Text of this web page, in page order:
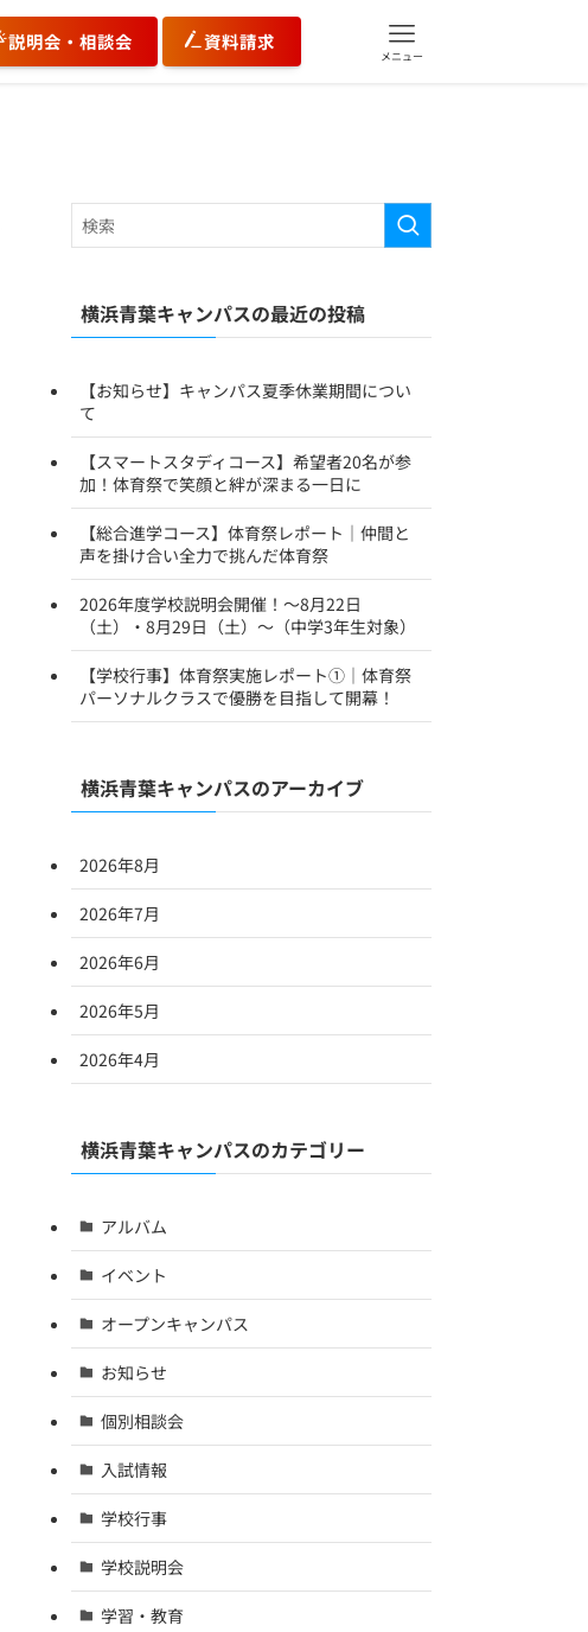
説明会・相談会 資料請求
メニュー
横浜青葉キャンパスの最近の投稿
【お知らせ】キャンパス夏季休業期間につい
て
【スマートスタディコース】希望者20名が参
加！体育祭で笑顔と絆が深まる一日に
【総合進学コース】体育祭レポート｜仲間と
声を掛け合い全力で挑んだ体育祭
2026年度学校説明会開催！～8月22日
（土）・8月29日（土）～（中学3年生対象）
【学校行事】体育祭実施レポート①｜体育祭
パーソナルクラスで優勝を目指して開幕！
横浜青葉キャンパスのアーカイブ
2026年8月
2026年7月
2026年6月
2026年5月
2026年4月
横浜青葉キャンパスのカテゴリー
アルバム
イベント
オープンキャンパス
お知らせ
個別相談会
入試情報
学校行事
学校説明会
学習・教育